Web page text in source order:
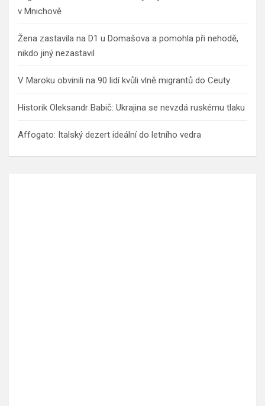
v Mnichově
Žena zastavila na D1 u Domašova a pomohla při nehodě,
nikdo jiný nezastavil
V Maroku obvinili na 90 lidí kvůli vlně migrantů do Ceuty
Historik Oleksandr Babič: Ukrajina se nevzdá ruskému tlaku
Affogato: Italský dezert ideální do letního vedra